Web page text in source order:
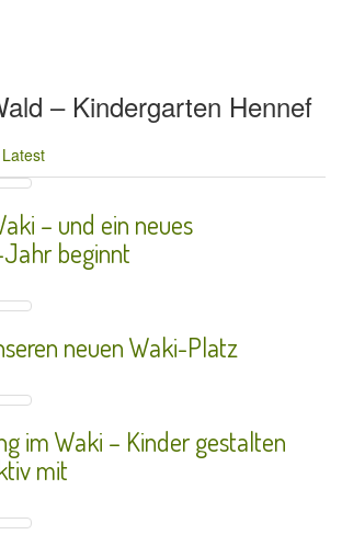
– Kindergarten Hennef
Latest
– und ein neues
beginnt
neuen Waki-Platz
im Waki – Kinder gestalten
mit